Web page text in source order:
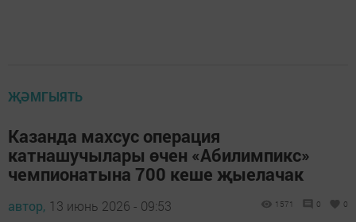
ҖӘМГЫЯТЬ
Казанда махсус операция
катнашучылары өчен «Абилимпикс»
чемпионатына 700 кеше җыелачак
автор, 13 июнь 2026 - 09:53 1571 0 0